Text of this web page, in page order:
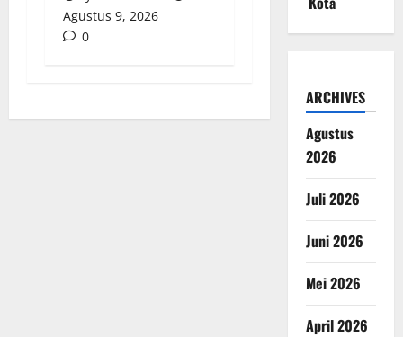
Agustus 9, 2026
0
ARCHIVES
Agustus
2026
Juli 2026
Juni 2026
Mei 2026
April 2026